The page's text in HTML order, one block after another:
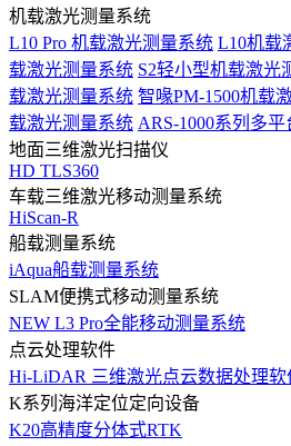
机载激光测量系统
L10 Pro 机载激光测量系统 L10机载
载激光测量系统 S2轻小型机载激光
载激光测量系统 智喙PM-1500机载
载激光测量系统 ARS-1000系列多
地面三维激光扫描仪
HD TLS360
车载三维激光移动测量系统
HiScan-R
船载测量系统
iAqua船载测量系统
SLAM便携式移动测量系统
NEW L3 Pro全能移动测量系统
点云处理软件
Hi-LiDAR 三维激光点云数据处理软
K系列海洋定位定向设备
K20高精度分体式RTK